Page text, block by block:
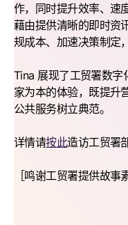
作，同时提升效率、速
藉由提供清晰的即时资
规成本、加速决策制定
Tina 展现了工贸署数字
家为本的体验，既提升
公共服务树立典范。
详情请按此造访工贸署
［鸣谢工贸署提供故事